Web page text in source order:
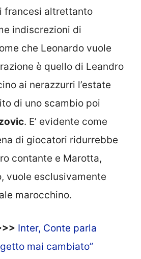
francesi altrettanto
indiscrezioni di
che Leonardo vuole
è quello di Leandro
ai nerazzurri l’estate
di uno scambio poi
. E’ evidente come
di giocatori ridurrebbe
contante e Marotta,
vuole esclusivamente
marocchino.
Inter, Conte parla
mai cambiato”